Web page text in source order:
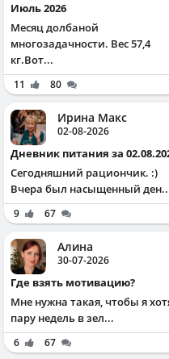
Июль 2026
Месяц долбаной
многозадачности. Вес 57,4
кг.Вот...
11 80
Ирина Макс
02-08-2026
Дневник питания за
Сегодняшний рациончик. :)
Вчера был насыщенный
9 67
Алина
30-07-2026
Где взять мотивацию?
Мне нужна такая, чтобы я
пару недель в зел...
6
67